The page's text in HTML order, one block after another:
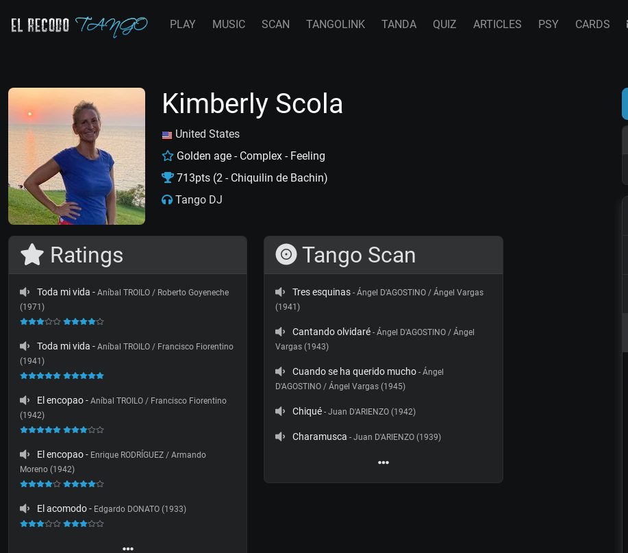
PLAY MUSIC SCAN TANGOLINK TANDA QUIZ ARTICLES PSY CARDS
Kimberly Scola
United States
Golden age - Complex - Feeling
713pts (2 - Chiquilin de Bachin)
Tango DJ
Ratings
Toda mi vida - Aníbal TROILO / Roberto Goyeneche
(1971)
Toda mi vida - Aníbal TROILO / Francisco Fiorentino
(1941)
El encopao- Aníbal TROILO / Francisco Fiorentino
(1942)
El encopao- Enrique RODRÍGUEZ / Armando
Moreno (1942)
El acomodo- Edgardo DONATO (1933)
Tango Scan
Tres esquinas - Ángel D'AGOSTINO / Ángel Vargas
(1941)
Cantando olvidaré - Ángel D'AGOSTINO / Ángel
Vargas (1943)
Cuando se ha querido mucho - Ángel
D'AGOSTINO / Ángel Vargas (1945)
Chiqué - Juan D'ARIENZO (1942)
Charamusca - Juan D'ARIENZO (1939)